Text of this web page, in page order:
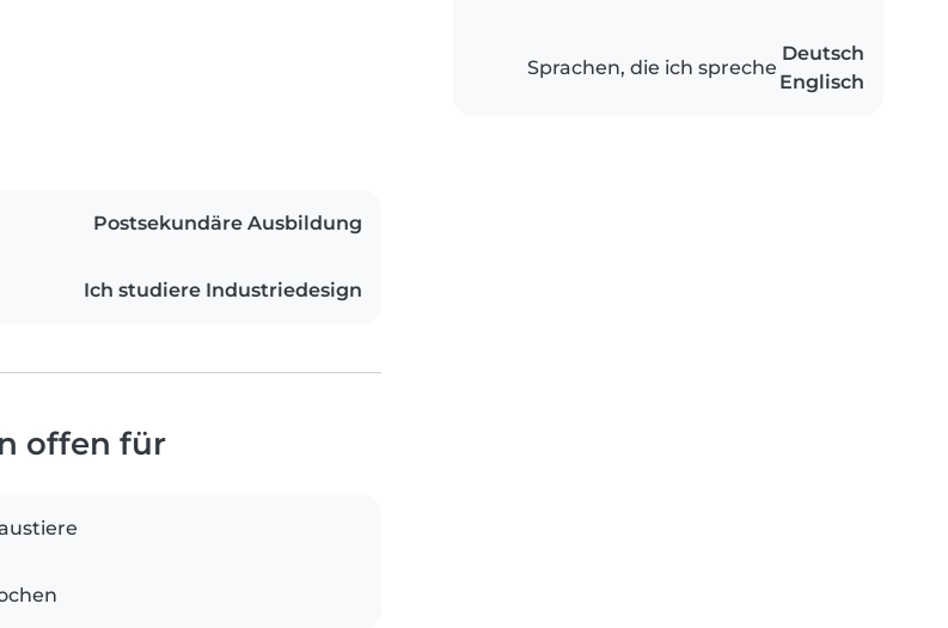
Sprachen, die ich spreche
Deutsch
Englisch
Postsekundäre Ausbildung
Ich studiere Industriedesign
offen für